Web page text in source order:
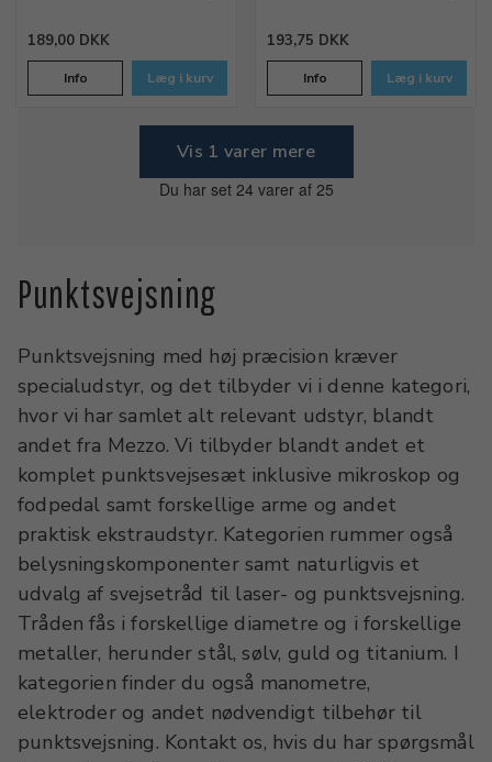
189,00 DKK
Info Læg i kurv
193,75 DKK
Info Læg i kurv
Vis 1 varer mere
Du har set 24 varer af 25
Punktsvejsning
Punktsvejsning med høj præcision kræver
specialudstyr, og det tilbyder vi i denne kategori,
hvor vi har samlet alt relevant udstyr, blandt
andet fra Mezzo. Vi tilbyder blandt andet et
komplet punktsvejsesæt inklusive mikroskop og
fodpedal samt forskellige arme og andet
praktisk ekstraudstyr. Kategorien rummer også
belysningskomponenter samt naturligvis et
udvalg af svejsetråd til laser- og punktsvejsning.
Tråden fås i forskellige diametre og i forskellige
metaller, herunder stål, sølv, guld og titanium. I
kategorien finder du også manometre,
elektroder og andet nødvendigt tilbehør til
punktsvejsning. Kontakt os, hvis du har spørgsmål